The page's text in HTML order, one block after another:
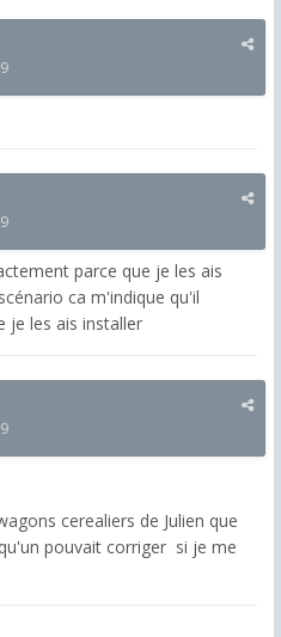
parce que je les ais
ca m'indique qu'il
je les ais installer
cerealiers de Julien que
pouvait corriger si je me